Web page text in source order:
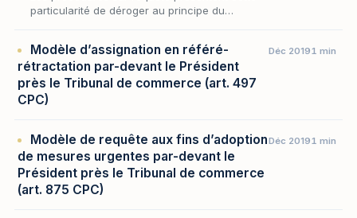
particularité de déroger au principe du
requéran…
Modèle d’assignation en référé-
rétractation par-devant le Président
près le Tribunal de commerce (art. 497
CPC)
Déc 20191 min
Modèle de requête aux fins d’adoption
de mesures urgentes par-devant le
Président près le Tribunal de commerce
(art. 875 CPC)
Déc 20191 min